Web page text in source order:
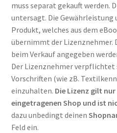
muss separat gekauft werden.
untersagt. Die Gewährleistung
Produkt, welches aus dem
übernimmt der Lizenznehmer.
beim Verkauf angegeben
Der Lizenznehmer verpflichtet
Vorschriften (wie zB.
einzuhalten. Die Lizenz gilt
eingetragenen Shop und ist
dazu unbedingt deinen
Feld ein.